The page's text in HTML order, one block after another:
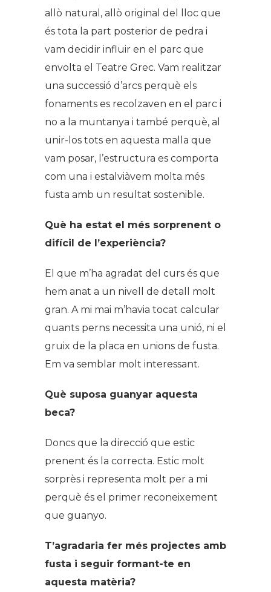
allò natural, allò original del lloc que
és tota la part posterior de pedra i
vam decidir influir en el parc que
envolta el Teatre Grec. Vam realitzar
una successió d’arcs perquè els
fonaments es recolzaven en el parc i
no a la muntanya i també perquè, al
unir-los tots en aquesta malla que
vam posar, l’estructura es comporta
com una i estalviàvem molta més
fusta amb un resultat sostenible.
Què ha estat el més sorprenent o
difícil de l’experiència?
El que m’ha agradat del curs és que
hem anat a un nivell de detall molt
gran. A mi mai m’havia tocat calcular
quants perns necessita una unió, ni el
gruix de la placa en unions de fusta.
Em va semblar molt interessant.
Què suposa guanyar aquesta
beca?
Doncs que la direcció que estic
prenent és la correcta. Estic molt
sorprès i representa molt per a mi
perquè és el primer reconeixement
que guanyo.
T’agradaria fer més projectes amb
fusta i seguir formant-te en
aquesta matèria?